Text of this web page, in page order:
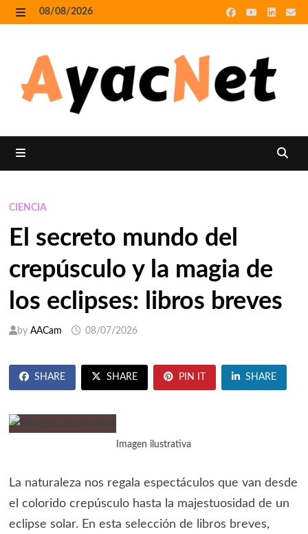
Skip
to
08/08/2026
CIENCIA
El secreto mundo del
crepúsculo y la magia de
los eclipses: libros breves
by AACam 08/07/2026
SHARE SHARE PIN IT SHARE
Imagen ilustrativa
La naturaleza nos regala espectáculos que van desde
el colorido crepúsculo hasta la majestuosidad de un
eclipse solar. En esta selección de libros breves,